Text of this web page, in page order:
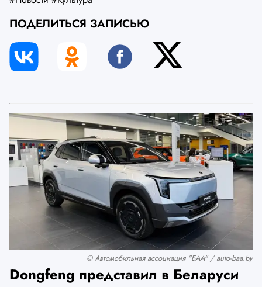
ПОДЕЛИТЬСЯ ЗАПИСЬЮ
© Автомобильная ассоциация "БАА" / auto-baa.by
Dongfeng представил в Беларуси